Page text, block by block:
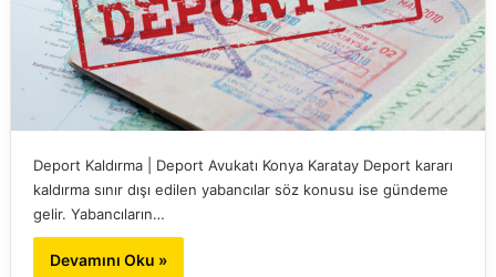
Deport Kaldırma | Deport Avukatı Konya Karatay Deport kararı
kaldırma sınır dışı edilen yabancılar söz konusu ise gündeme
gelir. Yabancıların…
Devamını Oku »